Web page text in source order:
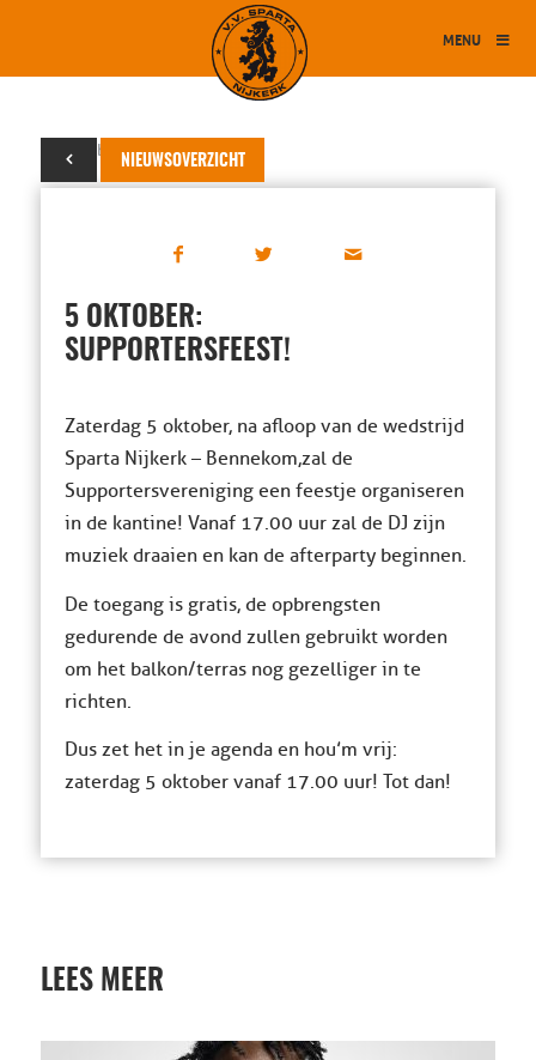
MENU
NIEUWSOVERZICHT
03 oktober 2013
5 OKTOBER:
SUPPORTERSFEEST!
Zaterdag 5 oktober, na afloop van de wedstrijd
Sparta Nijkerk – Bennekom, zal de
Supportersvereniging een feestje organiseren
in de kantine! Vanaf 17.00 uur zal de DJ zijn
muziek draaien en kan de afterparty beginnen.
De toegang is gratis, de opbrengsten
gedurende de avond zullen gebruikt worden
om het balkon/terras nog gezelliger in te
richten.
Dus zet het in je agenda en hou’m vrij:
zaterdag 5 oktober vanaf 17.00 uur! Tot dan!
LEES MEER